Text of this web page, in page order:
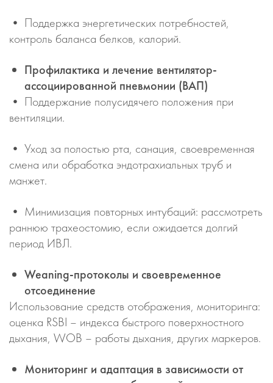
• Поддержка энергетических потребностей,
контроль баланса белков, калорий.
Профилактика и лечение вентилятор-
ассоциированной пневмонии (ВАП)
• Поддержание полусидячего положения при
вентиляции.
• Уход за полостью рта, санация, своевременная
смена или обработка эндотрахиальных труб и
манжет.
• Минимизация повторных интубаций: рассмотреть
раннюю трахеостомию, если ожидается долгий
период ИВЛ.
Weaning-протоколы и своевременное
отсоединение
Использование средств отображения, мониторинга:
оценка RSBI – индекса быстрого поверхностного
дыхания, WOB – работы дыхания, других маркеров.
Мониторинг и адаптация в зависимости от